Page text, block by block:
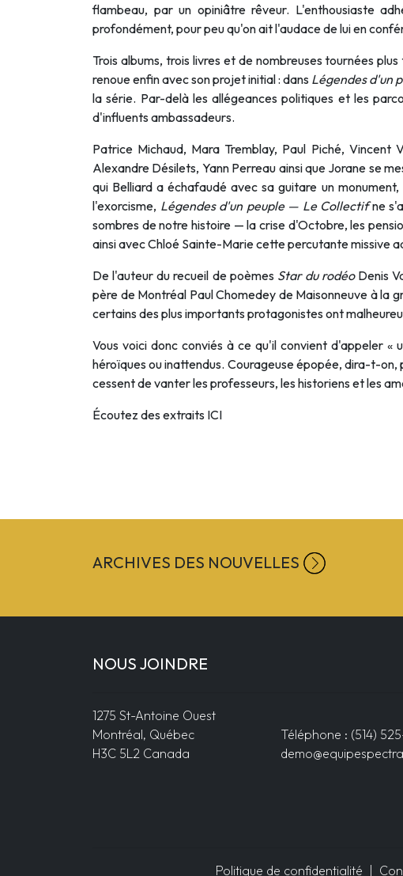
flambeau, par un opiniâtre rêveur. L'enthousiaste
profondément, pour peu qu'on ait l'audace de lui en
Trois albums, trois livres et de nombreuses tournées
renoue enfin avec son projet initial : dans Légendes d'un
la série. Par-delà les allégeances politiques et les
d'influents ambassadeurs.
Patrice Michaud, Mara Tremblay, Paul Piché, Vincent
Alexandre Désilets, Yann Perreau ainsi que Jorane se
qui Belliard a échafaudé avec sa guitare un
l'exorcisme, Légendes d'un peuple — Le Collectifne
sombres de notre histoire — la crise d'Octobre, les
ainsi avec Chloé Sainte-Marie cette percutante missive
De l'auteur du recueil de poèmes Star du rodéoDenis
père de Montréal Paul Chomedey de Maisonneuve à la
certains des plus importants protagonistes ont
Vous voici donc conviés à ce qu'il convient d'appeler
héroïques ou inattendus. Courageuse épopée, dira-t-
cessent de vanter les professeurs, les historiens et les
Écoutez des extraits ICI
ARCHIVES DES NOUVELLES
NOUS JOINDRE
1275 St-Antoine Ouest
Montréal, Québec
H3C 5L2 Canada
Téléphone : (514)
Politique de confidentialité